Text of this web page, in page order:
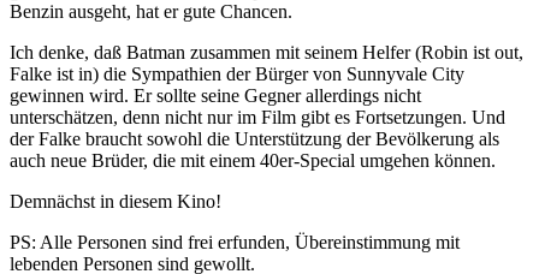
Benzin ausgeht, hat er gute Chancen.
Ich denke, daß Batman zusammen mit seinem Helfer (Robin ist out,
Falke ist in) die Sympathien der Bürger von Sunnyvale City
gewinnen wird. Er sollte seine Gegner allerdings nicht
unterschätzen, denn nicht nur im Film gibt es Fortsetzungen. Und
der Falke braucht sowohl die Unterstützung der Bevölkerung als
auch neue Brüder, die mit einem 40er-Special umgehen können.
Demnächst in diesem Kino!
PS: Alle Personen sind frei erfunden, Übereinstimmung mit
lebenden Personen sind gewollt.